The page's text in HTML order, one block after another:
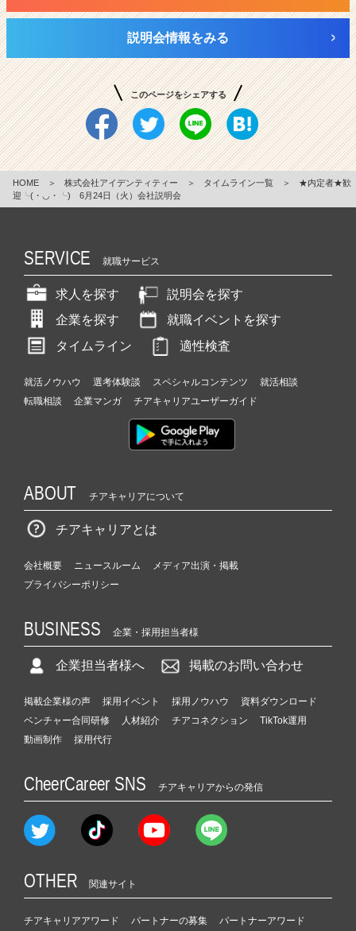
説明会情報をみる
このページをシェアする
HOME ＞ 株式会社アイデンティティー ＞ タイムライン一覧 ＞
★内定者★歓
迎╰(・◡・╰) 6月24日（火）会社説明会
SERVICE 就職サービス
求人を探す
説明会を探す
企業を探す
就職イベントを探す
タイムライン
適性検査
就活ノウハウ 選考体験談 スペシャルコンテンツ
就活相談
転職相談
企業マンガ チアキャリアユーザーガイド
ABOUT チアキャリアについて
チアキャリアとは
会社概要 ニュースルーム
メディア出演・掲載
プライバシーポリシー
BUSINESS 企業・採用担当者様
企業担当者様へ 掲載のお問い合わせ
掲載企業様の声 採用イベント 採用ノウハウ
資料ダウンロード
ベンチャー合同研修
人材紹介 チアコネクション
TikTok運用
動画制作
採用代行
CheerCareer SNS チアキャリアからの発信
OTHER 関連サイト
チアキャリアアワード パートナーの募集 パートナーアワード